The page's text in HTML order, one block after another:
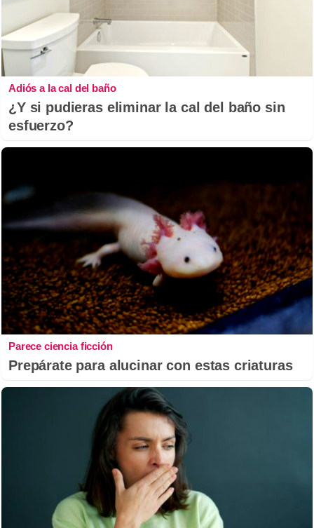
Adiós a la cal del baño
¿Y si pudieras eliminar la cal del baño sin
esfuerzo?
Parece ciencia ficción
Prepárate para alucinar con estas criaturas